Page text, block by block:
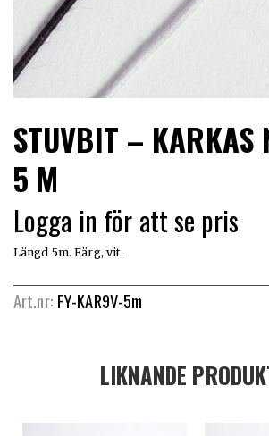
STUVBIT – KARKAS
5 M
Logga in för att se pris
Längd 5m. Färg, vit.
Art.nr: FY-KAR9V-5m
LIKNANDE